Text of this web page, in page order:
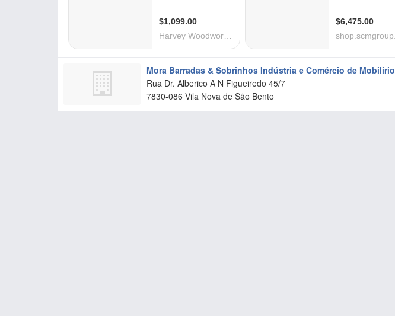
Mora Barradas & Sobrinhos Indústria e Comércio de Mobilirio
Rua Dr. Alberico A N Figueiredo 45/7
7830-086 Vila Nova de São Bento